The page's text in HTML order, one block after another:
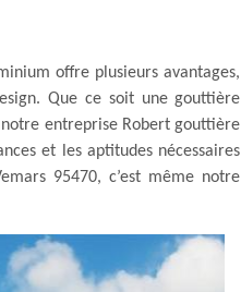
offre plusieurs avantages,
Que ce soit une gouttière
entreprise Robert gouttière
et les aptitudes nécessaires
95470, c’est même notre